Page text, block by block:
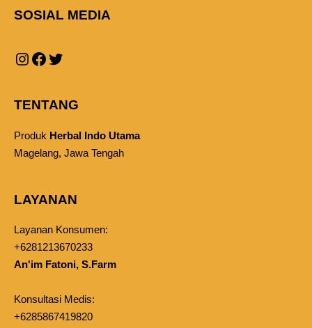
SOSIAL MEDIA
TENTANG
Produk Herbal Indo Utama
Magelang, Jawa Tengah
LAYANAN
Layanan Konsumen:
+6281213670233
An'im Fatoni, S.Farm
Konsultasi Medis:
+6285867419820